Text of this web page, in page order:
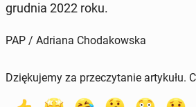
grudnia 2022 roku.
PAP / Adriana Chodakowska
Dziękujemy za przeczytanie artykułu.